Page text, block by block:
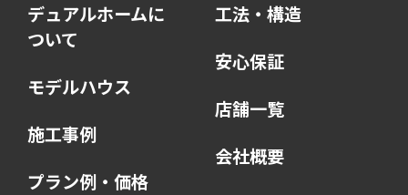
デュアルホームに
ついて
モデルハウス
施工事例
プラン例・価格
工法・構造
安心保証
店舗一覧
会社概要